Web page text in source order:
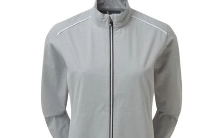
Golfové hole
Oblečení
Boty